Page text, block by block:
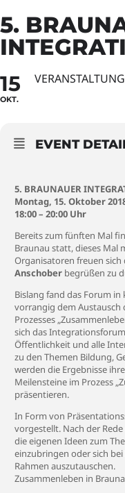
5.
15
OKT.
EVENT
5. BRAUNAUER
Montag, 15. Oktober
18:00 – 20:00 Uhr
Bereits zum fünften Mal
Braunau statt, dieses Mal
Organisatoren freuen sich
Anschober begrüßen zu
Bislang fand das Forum
vorrangig dem Austausch
Prozesses
sich das
Öffentlichkeit und alle
zu den Themen Bildung,
werden die Ergebnisse
Meilensteine im Prozess
präsentieren.
In Form von
vorgestellt. Nach der
die eigenen Ideen zum
einzubringen oder sich
Rahmen auszutauschen.
Zusammenleben in